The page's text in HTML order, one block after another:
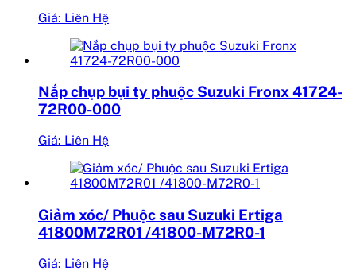
Giá: Liên Hệ
Nắp chụp bụi ty phuộc Suzuki Fronx 41724-
72R00-000
Giá: Liên Hệ
Giảm xóc/ Phuộc sau Suzuki Ertiga
41800M72R01 /41800-M72R0-1
Giá: Liên Hệ